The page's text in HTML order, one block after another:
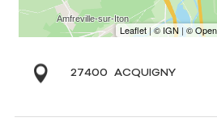
27400 ACQUIGNY